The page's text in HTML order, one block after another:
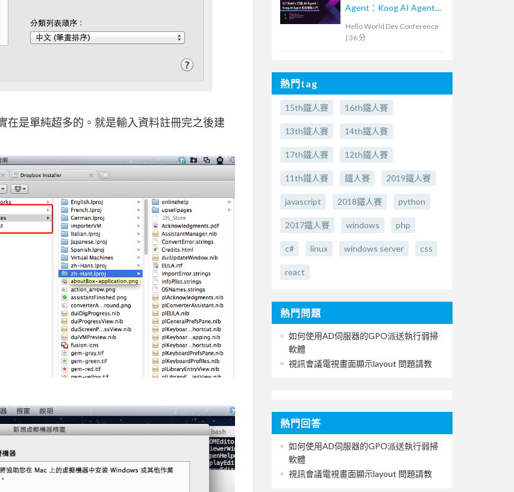
在是單純超多的。就是輸入資料註冊完之後建
Agent：Koog AI Agent
Hello World Dev Conference
| 36 分
熱門tag
15th鐵人賽 16th鐵人賽
13th鐵人賽 14th鐵人賽
17th鐵人賽 12th鐵人賽
11th鐵人賽 鐵人賽 2019鐵人賽
javascript 2018鐵人賽 python
2017鐵人賽 windows php
c# linux windows server css
react
熱門問題
如何使用AD伺服器的GPO派送執行弱掃
軟體
視訊會議電視畫面顯示layout 問題請教
熱門回答
如何使用AD伺服器的GPO派送執行弱掃
軟體
視訊會議電視畫面顯示layout 問題請教